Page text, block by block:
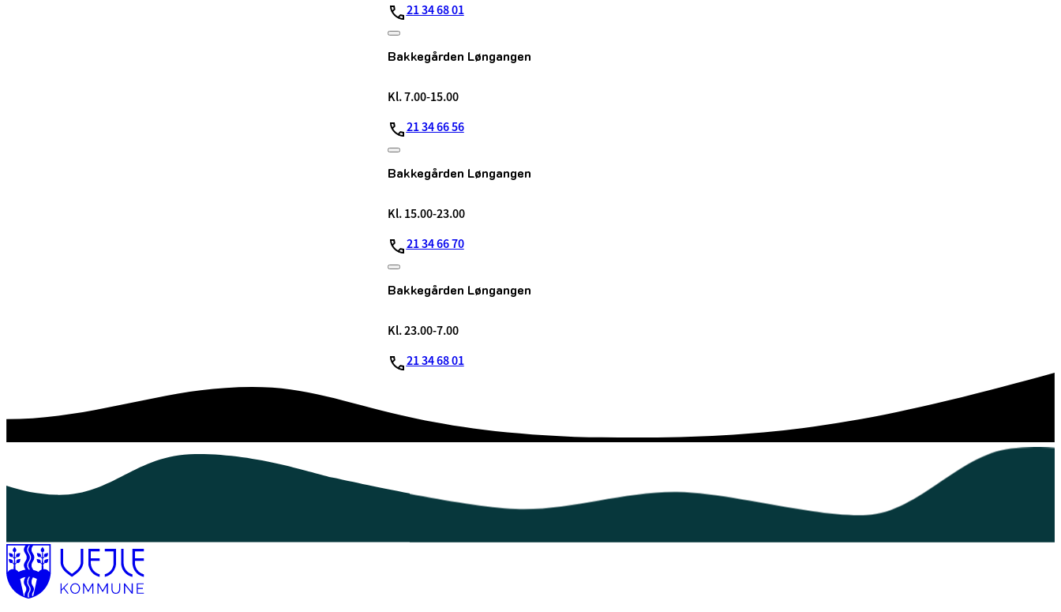
21 34 68 01
Bakkegården Løngangen
Kl. 7.00-15.00
21 34 66 56
Bakkegården Løngangen
Kl. 15.00-23.00
21 34 66 70
Bakkegården Løngangen
Kl. 23.00-7.00
21 34 68 01